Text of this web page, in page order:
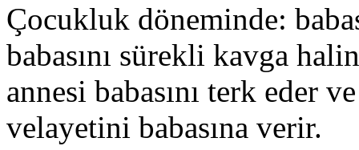
Çocukluk döneminde:
babasını sürekli kavga
annesi babasını terk eder
velayetini babasına verir.